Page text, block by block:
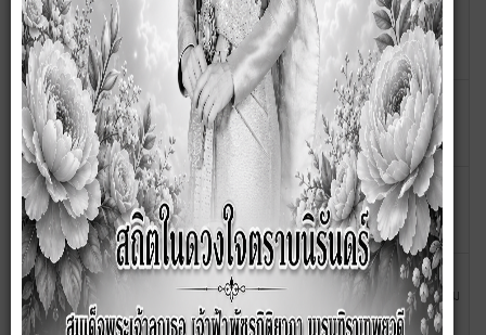
ประกวดราคาจ้างก่อสร้างปรับปรุงถนนหินคลุก จำนวน ๓ เส้น
15
มิถุนายน
2563
ประกาศเปิดเผยราคากลางและการคำนวณราคากลางงาน
ก่อสร้าง โครงการซ่อมแซมระบบประปา จำนวน 2 แห่ง
10
มิถุนายน
2563
ประกาศ เรื่อง กำหนดวันเวลาตรวจรับงานจ้าง โครงการ
ก่อสร้างท่อลอดเหลี่ยม คสล. จำนวน 1 แห่ง
01
มิถุนายน
2563
การเปิดเผยราคากลางและการคำนวณราคากลางงานก่อสร้าง
โครงการปรับปรุงถนนหินคลุก จำนวน ๓ เส้น
29
พฤษภาคม
2563